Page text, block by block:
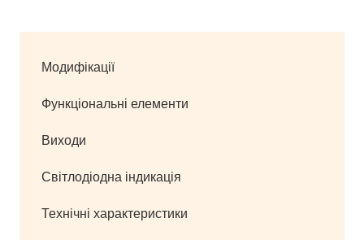
Модифікації
Функціональні елементи
Виходи
Світлодіодна індикація
Технічні характеристики